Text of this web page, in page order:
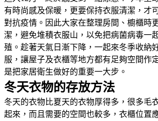
有時尚感及保暖，更要保持衣服清潔，才
對抗疫情。因此大家在整理房間、櫥櫃時
潔，避免堆積衣服山，以免把病菌病毒一
殖。趁著天氣日漸下降，一起來冬季收納
服，讓屋子及衣櫃等地方都有足夠空間作
是把家居衛生做好的重要一大步。
冬天衣物的存放方法
冬天的衣物比夏天的衣物厚得多，很多毛
起來，而且需要的空間也較多，衣櫃位置